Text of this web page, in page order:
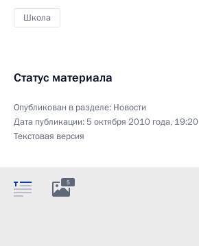
Школа
Статус материала
Опубликован в разделе: Новости
Дата публикации:5 октября 2010 года, 19:20
Текстовая версия
5